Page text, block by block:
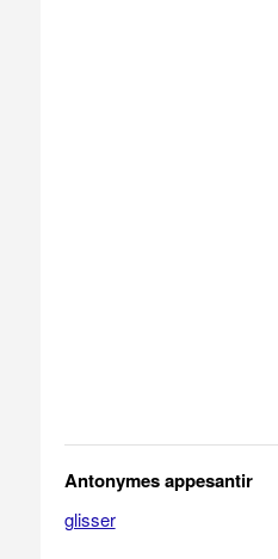
Antonymes appesantir
glisser